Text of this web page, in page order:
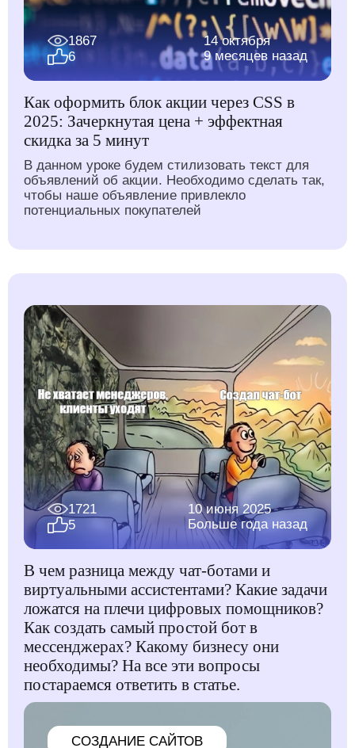
1867
6
14 октября
9 месяцев назад
Как оформить блок акции через CSS в
2025: Зачеркнутая цена + эффектная
скидка за 5 минут
В данном уроке будем стилизовать текст для
объявлений об акции. Необходимо сделать так,
чтобы наше объявление привлекло
потенциальных покупателей
1721
5
10 июня 2025
Больше года назад
В чем разница между чат-ботами и
виртуальными ассистентами? Какие задачи
ложатся на плечи цифровых помощников?
Как создать самый простой бот в
мессенджерах? Какому бизнесу они
необходимы? На все эти вопросы
постараемся ответить в статье.
CОЗДАНИЕ САЙТОВ